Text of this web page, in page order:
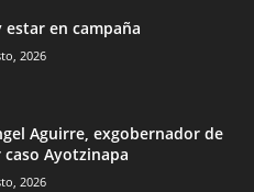
estar en campaña
2026
Aguirre, exgobernador de
Ayotzinapa
2026